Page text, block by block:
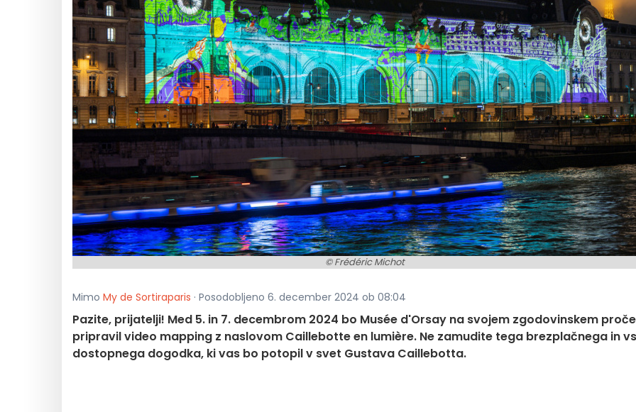
© Frédéric Michot
Mimo My de Sortiraparis · Posodobljeno 6. december 2024 ob 08:04
Pazite, prijatelji! Med 5. in 7. decembrom 2024 bo Musée d'Orsay na svojem zgodovinskem
pripravil video mapping z naslovom Caillebotte en lumière. Ne zamudite tega brezplačnega in
dostopnega dogodka, ki vas bo potopil v svet Gustava Caillebotta.